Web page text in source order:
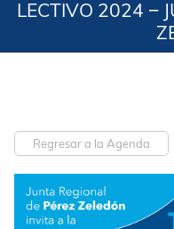
LECTIVO 2024 −
Regresar a la Agenda